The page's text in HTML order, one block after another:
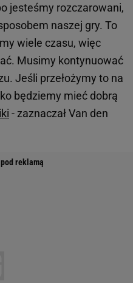
jesteśmy rozczarowani,
naszej gry. To
wiele czasu, więc
Musimy kontynuować
Jeśli przełożymy to na
będziemy mieć dobrą
- zaznaczał Van den